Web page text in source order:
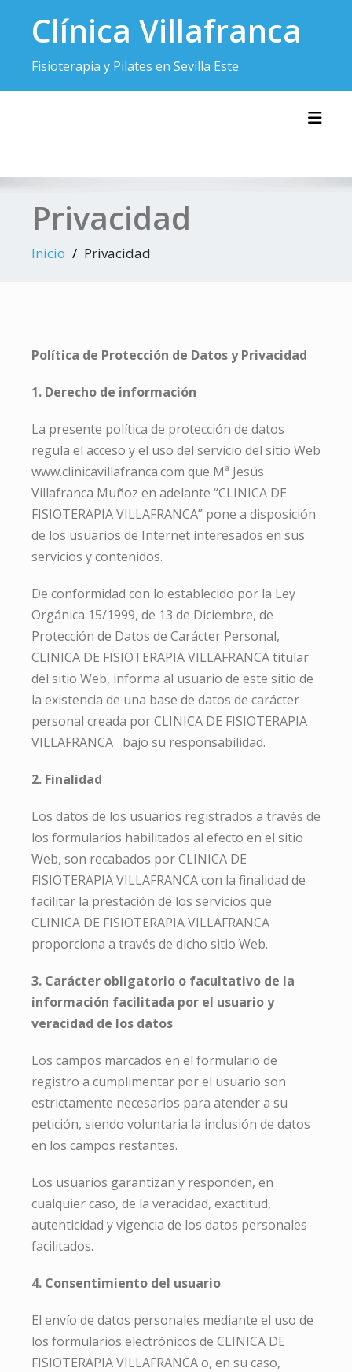
contenidoClínica Villafranca
Fisioterapia y Pilates en Sevilla Este
Privacidad
Inicio Privacidad
Política de Protección de Datos y Privacidad
1. Derecho de información
La presente política de protección de datos
regula el acceso y el uso del servicio del sitio Web
www.clinicavillafranca.com que Mª Jesús
Villafranca Muñoz en adelante “CLINICA DE
FISIOTERAPIA VILLAFRANCA” pone a disposición
de los usuarios de Internet interesados en sus
servicios y contenidos.
De conformidad con lo establecido por la Ley
Orgánica 15/1999, de 13 de Diciembre, de
Protección de Datos de Carácter Personal,
CLINICA DE FISIOTERAPIA VILLAFRANCA titular
del sitio Web, informa al usuario de este sitio de
la existencia de una base de datos de carácter
personal creada por CLINICA DE FISIOTERAPIA
VILLAFRANCA bajo su responsabilidad.
2. Finalidad
Los datos de los usuarios registrados a través de
los formularios habilitados al efecto en el sitio
Web, son recabados por CLINICA DE
FISIOTERAPIA VILLAFRANCA con la finalidad de
facilitar la prestación de los servicios que
CLINICA DE FISIOTERAPIA VILLAFRANCA
proporciona a través de dicho sitio Web.
3. Carácter obligatorio o facultativo de la
información facilitada por el usuario y
veracidad de los datos
Los campos marcados en el formulario de
registro a cumplimentar por el usuario son
estrictamente necesarios para atender a su
petición, siendo voluntaria la inclusión de datos
en los campos restantes.
Los usuarios garantizan y responden, en
cualquier caso, de la veracidad, exactitud,
autenticidad y vigencia de los datos personales
facilitados.
4. Consentimiento del usuario
El envío de datos personales mediante el uso de
los formularios electrónicos de CLINICA DE
FISIOTERAPIA VILLAFRANCA o, en su caso,